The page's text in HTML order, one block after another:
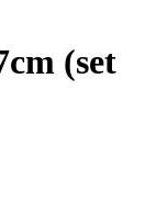
(set